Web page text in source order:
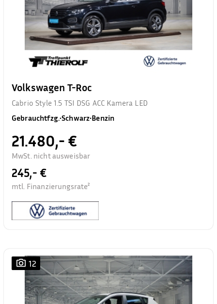
Volkswagen T-Roc
Cabrio Style 1.5 TSI DSG ACC Kamera LED
Gebrauchtfzg.•Schwarz•Benzin
21.480,- €
MwSt. nicht ausweisbar
245,- €
mtl. Finanzierungsrate²
12